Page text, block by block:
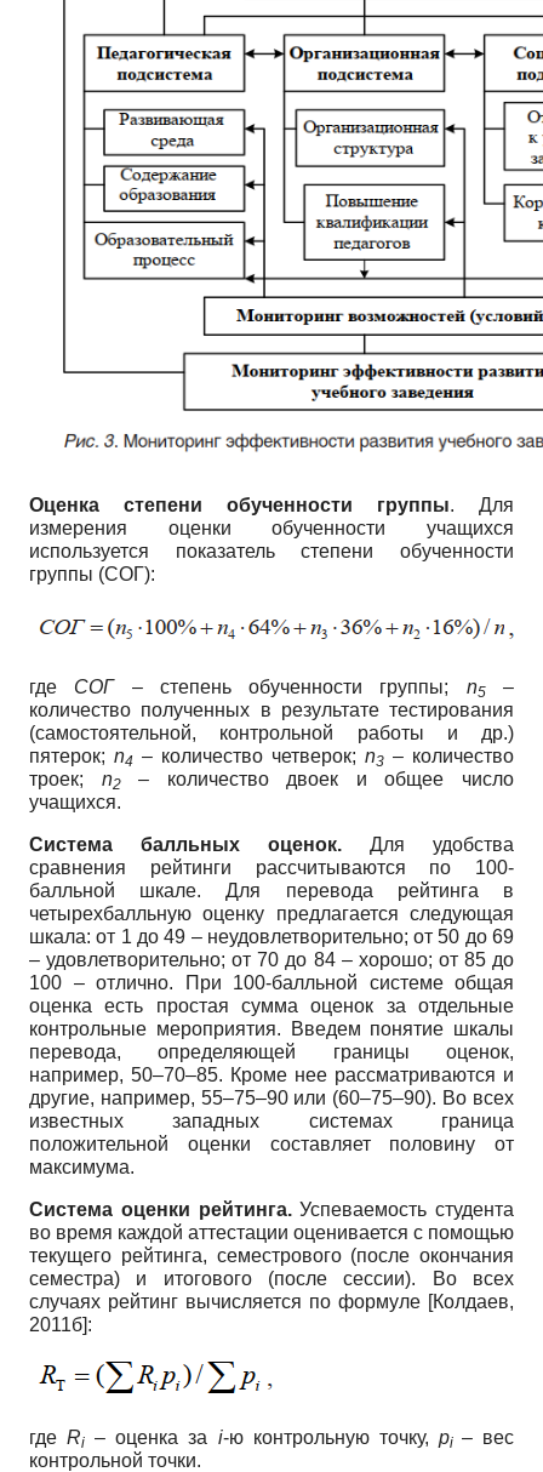
Оценка степени обученности группы. Для
измерения оценки обученности учащихся
используется показатель степени обученности
группы (СОГ):
где СOГ– степень обученности группы; n5–
количество полученных в результате тестирования
(самостоятельной, контрольной работы и др.)
пятерок; n4 – количество четверок; n3 – количество
троек; n2– количество двоек и общее число
учащихся.
Система балльных оценок. Для удобства
сравнения рейтинги рассчитываются по 100-
балльной шкале. Для перевода рейтинга в
четырехбалльную оценку предлагается следующая
шкала: от 1 до 49 – неудовлетворительно; от 50 до 69
– удовлетворительно; от 70 до 84 – хорошо; от 85 до
100 – отлично. При 100-балльной системе общая
оценка есть простая сумма оценок за отдельные
контрольные мероприятия. Введем понятие шкалы
перевода, определяющей границы оценок,
например, 50–70–85. Кроме нее рассматриваются и
другие, например, 55–75–90 или (60–75–90). Во всех
известных западных системах граница
положительной оценки составляет половину от
максимума.
Система оценки рейтинга.Успеваемость студента
во время каждой аттестации оценивается с помощью
текущего рейтинга, семестрового (после окончания
семестра) и итогового (после сессии). Во всех
случаях рейтинг вычисляется по формуле [Колдаев,
2011б]:
где Ri – оценка за i-ю контрольную точку, pi – вес
контрольной точки.